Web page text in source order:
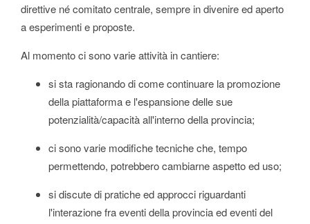
direttive né comitato centrale, sempre in divenire ed aperto
a esperimenti e proposte.
Al momento ci sono varie attività in cantiere:
si sta ragionando di come continuare la promozione
della piattaforma e l'espansione delle sue
potenzialità/capacità all'interno della provincia;
ci sono varie modifiche tecniche che, tempo
permettendo, potrebbero cambiarne aspetto ed uso;
si discute di pratiche ed approcci riguardanti
l'interazione fra eventi della provincia ed eventi del